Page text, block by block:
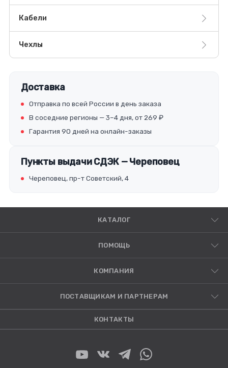
Кабели
Чехлы
Доставка
Отправка по всей России в день заказа
В соседние регионы — 3–4 дня, от 269 ₽
Гарантия 90 дней на онлайн-заказы
Пункты выдачи СДЭК — Череповец
Череповец, пр-т Советский, 4
КАТАЛОГ
ПОМОЩЬ
КОМПАНИЯ
ПОСТАВЩИКАМ И ПАРТНЕРАМ
КОНТАКТЫ